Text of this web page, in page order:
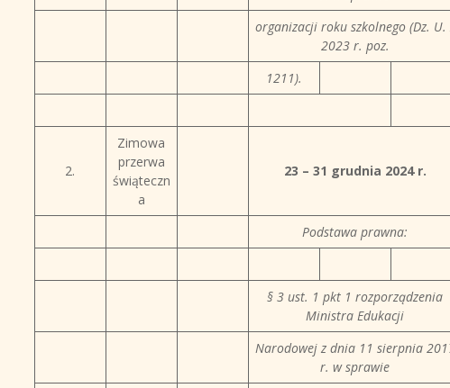
organizacji roku szkolnego (Dz. U.
2023 r. poz.
1211).
2.
Zimowa
przerwa
świąteczn
a
23 – 31 grudnia 2024 r.
Podstawa prawna:
§ 3 ust. 1 pkt 1 rozporządzenia
Ministra Edukacji
Narodowej z dnia 11 sierpnia
r. w sprawie